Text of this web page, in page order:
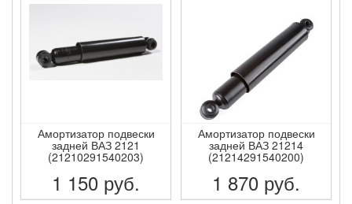
Амортизатор подвески
задней ВАЗ 2121
(21210291540203)
1 150 руб.
Амортизатор подвески
задней ВАЗ 21214
(21214291540200)
1 870 руб.